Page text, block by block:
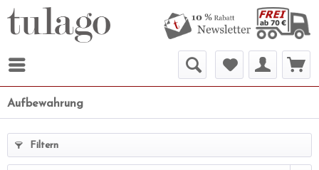
Aufbewahrung
Filtern